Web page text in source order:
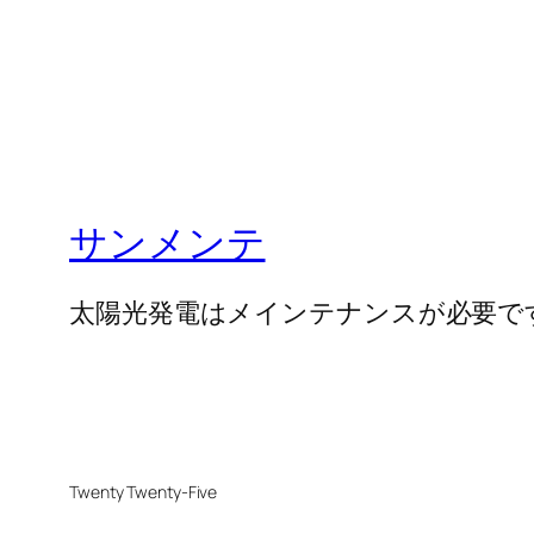
サンメンテ
太陽光発電はメインテナンスが必要で
Twenty Twenty-Five